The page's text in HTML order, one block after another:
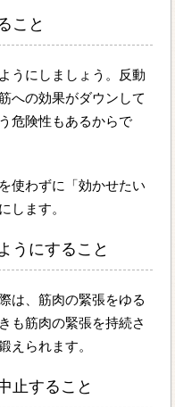
こと
うにしましょう。反動
への効果がダウンして
危険性もあるからで
使わずに「効かせたい
します。
うにすること
は、筋肉の緊張をゆる
も筋肉の緊張を持続さ
えられます。
止すること